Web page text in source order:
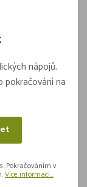
nápojů.
na
Pokračováním v
Více informací...